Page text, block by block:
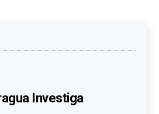
Investiga